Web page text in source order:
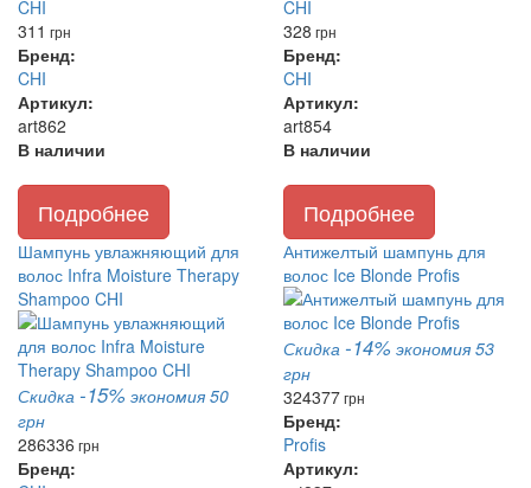
311 грн
Бренд:
CHI
Артикул:
art862
В наличии
Подробнее
328 грн
Бренд:
CHI
Артикул:
art854
В наличии
Подробнее
Шампунь увлажняющий для
волос Infra Moisture Therapy
Shampoo CHI
Скидка -15% экономия 50
грн
286336 грн
Бренд:
Антижелтый шампунь для
волос Ice Blonde Profis
Скидка -14% экономия 53
грн
324377грн
Бренд:
Profis
Артикул: